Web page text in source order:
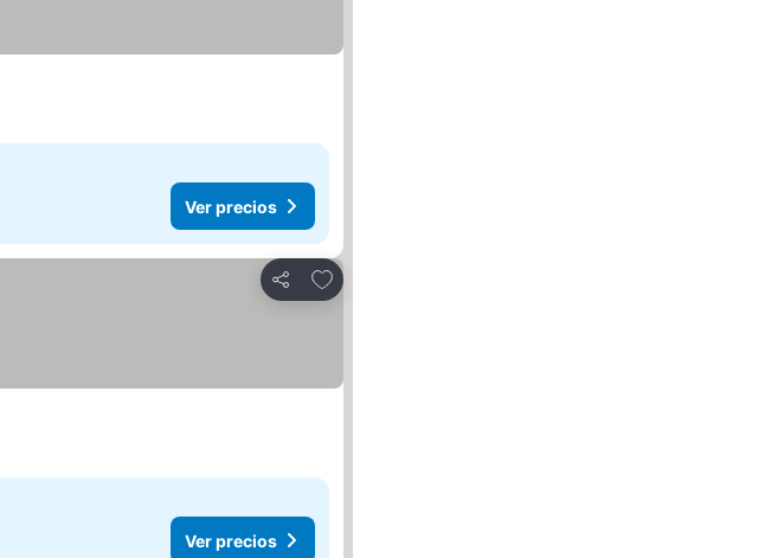
Ver precios
Compartir
Añadir a favoritos
Ver precios